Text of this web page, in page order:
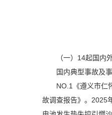
（一）14起国内
国内典型事故及
NO.1《遵义市仁
故调查报告》。2025